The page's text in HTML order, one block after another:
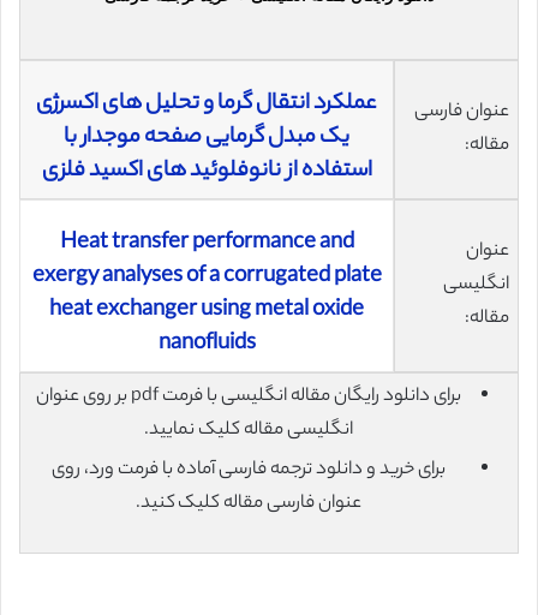
عنوان فارسی
مقاله:
عملکرد انتقال گرما و تحلیل های اکسرژی
یک مبدل گرمایی صفحه موجدار با
استفاده از نانوفلوئید های اکسید فلزی
عنوان
انگلیسی
مقاله:
Heat transfer performance and
exergy analyses of a corrugated plate
heat exchanger using metal oxide
nanofluids
برای دانلود رایگان مقاله انگلیسی با فرمت pdf بر روی عنوان
انگلیسی مقاله کلیک نمایید.
برای خرید و دانلود ترجمه فارسی آماده با فرمت ورد، روی
عنوان فارسی مقاله کلیک کنید.